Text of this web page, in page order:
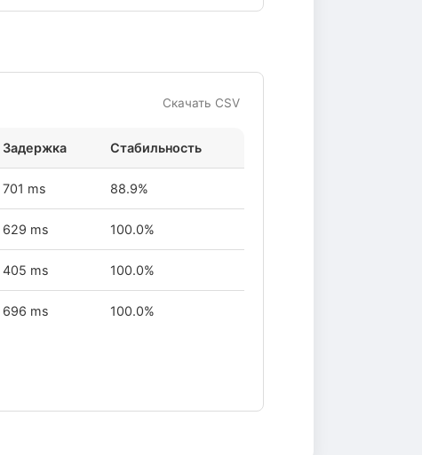
Скачать CSV
Задержка Стабильность
701 ms 88.9%
629 ms 100.0%
405 ms 100.0%
696 ms 100.0%